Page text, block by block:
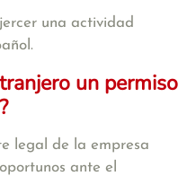
una actividad
un permiso
legal de la empresa
ante el